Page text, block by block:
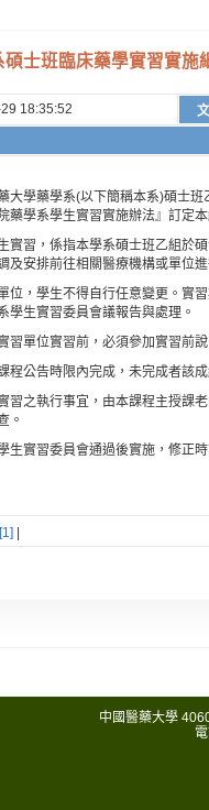
士班臨床藥學實習實施
18:35:52
大學藥學系(以下簡稱本系)碩士
藥學系學生實習實施辦法』訂定
實習，係指本學系碩士班乙組於
及安排前往相關醫療機構或單位
位，學生不得自行任意變更。實
學生實習委員會議報告與處理。
習單位實習前，必須參加實習前
程公告時限內完成，未完成者該
習之執行事宜，由本課程主授課
。
生實習委員會通過後實施，修正
中國醫藥大學